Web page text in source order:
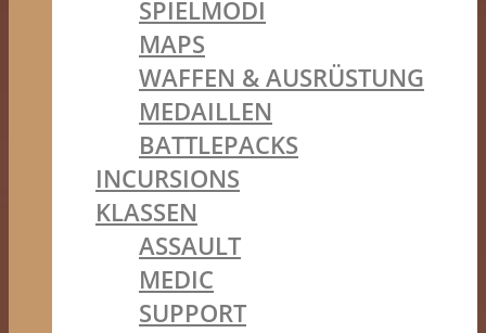
SPIELMODI
MAPS
WAFFEN & AUSRÜSTUNG
MEDAILLEN
BATTLEPACKS
INCURSIONS
KLASSEN
ASSAULT
MEDIC
SUPPORT